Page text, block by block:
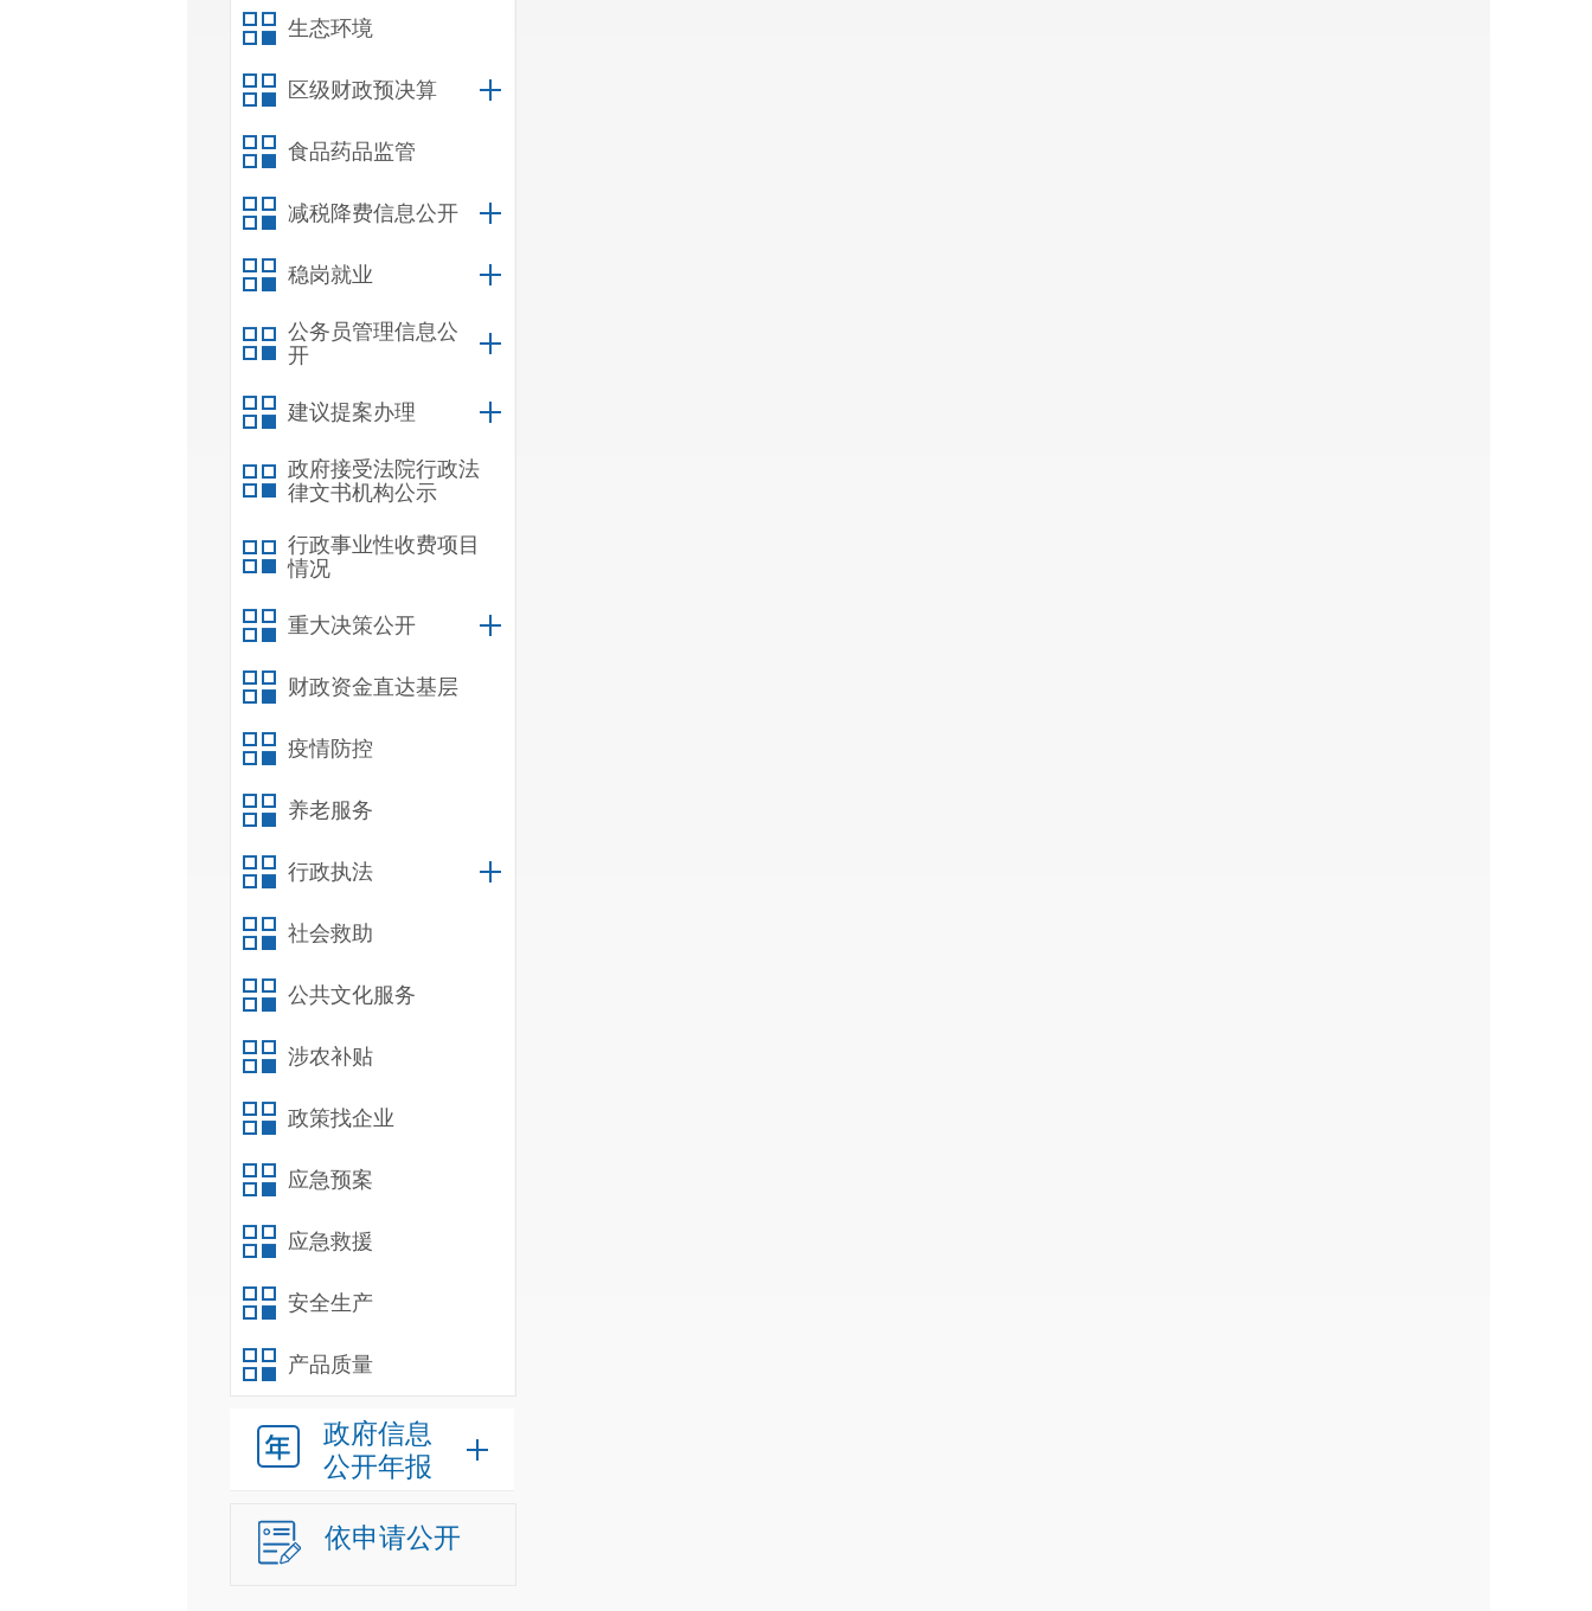
生态环境
区级财政预决算
食品药品监管
减税降费信息公开
稳岗就业
公务员管理信息公
开
建议提案办理
政府接受法院行政法
律文书机构公示
行政事业性收费项目
情况
重大决策公开
财政资金直达基层
疫情防控
养老服务
行政执法
社会救助
公共文化服务
涉农补贴
政策找企业
应急预案
应急救援
安全生产
产品质量
政府信息
公开年报
依申请公开